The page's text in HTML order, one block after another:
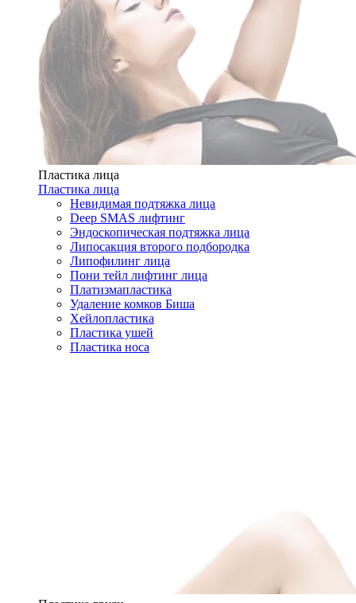
Пластика лица
Пластика лица
Невидимая подтяжка лица
Deep SMAS лифтинг
Эндоскопическая подтяжка лица
Липосакция второго подбородка
Липофилинг лица
Пони тейл лифтинг лица
Платизмапластика
Удаление комков Биша
Хейлопластика
Пластика ушей
Пластика носа